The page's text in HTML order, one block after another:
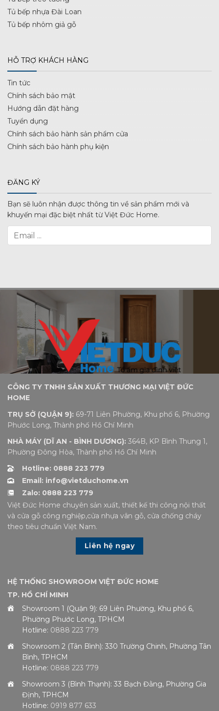
Tủ bếp nhựa Đài Loan
Tủ bếp nhôm giả gỗ
HỖ TRỢ KHÁCH HÀNG
Tin tức
Chính sách bảo mật
Hướng dẫn đặt hàng
Tuyển dụng
Chính sách bảo hành sản phẩm cửa
Chính sách bảo hành phụ kiện
ĐĂNG KÝ
Bạn sẽ luôn nhận được thông tin về sản phẩm mới và
khuyến mại đặc biệt nhất từ Việt Đức Home.
CÔNG TY TNHH SẢN XUẤT THƯƠNG MẠI VIỆT ĐỨC
HOME
TRỤ SỞ (QUẬN 9): 69-71 Liên Phường, Khu phố 6, Phường
Phước Long, Thành phố Hồ Chí Minh
NHÀ MÁY (DĨ AN - BÌNH DƯƠNG): 364B, KP Bình Thung 1,
Phường Đông Hòa, Thành phố Hồ Chí Minh
Hotline: 0888 223 779
Email: info@vietduchome.vn
Zalo: 0888 223 779
Việt Đức Home chuyên sản xuất, thiết kế thi công nội thất
và cửa gỗ công nghiệp,cửa nhựa vân gỗ, cửa chống cháy
theo tiêu chuẩn Việt Nam.
Liên hệ ngay
HỆ THỐNG SHOWROOM VIỆT ĐỨC HOME
TP. HỒ CHÍ MINH
Showroom 1 (Quận 9): 69 Liên Phường, Khu phố 6,
Phường Phước Long, TPHCM
Hotline: 0888 223 779
Showroom 2 (Tân Bình): 330 Trường Chinh, Phường Tân
Bình, TPHCM
Hotline: 0888 223 779
Showroom 3 (Bình Thạnh): 33 Bạch Đằng, Phường Gia
Định, TPHCM
Hotline: 0919 877 633